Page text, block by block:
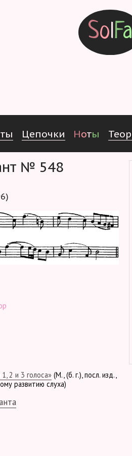
SolFa
ты Цепочки Ноты Теор
№ 548
2 и 3 голоса» (М., (б. г.), посл. изд.,
развитию слуха)